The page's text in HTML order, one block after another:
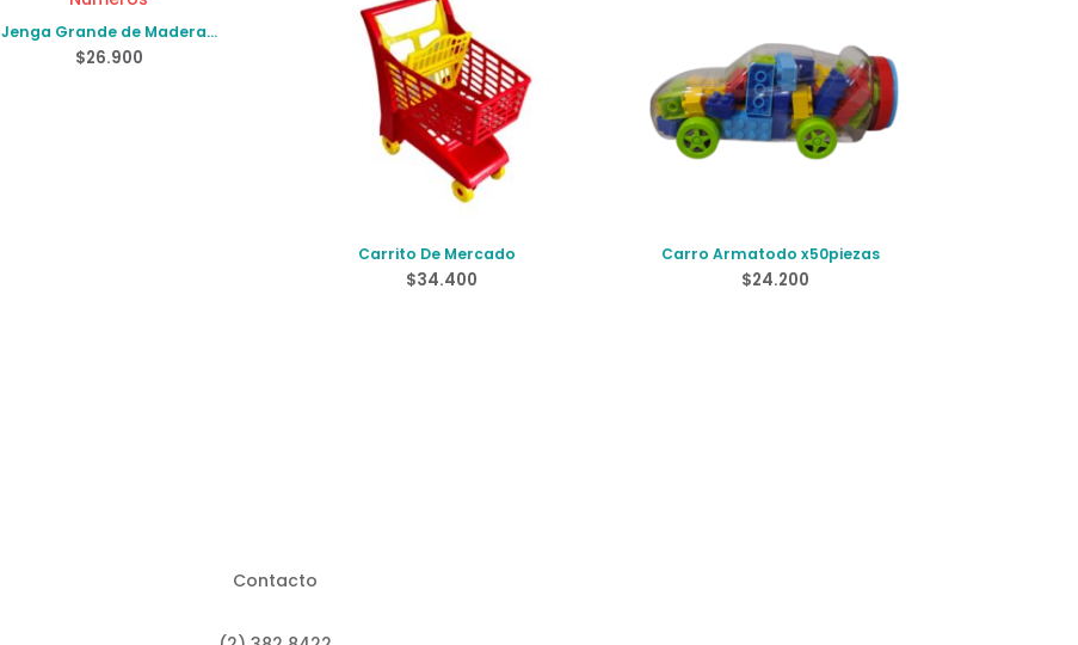
Jenga Grande de Madera
Números
$26.900
Carrito De Mercado
$34.400
Carro Armatodo x50piezas
$24.200
Contacto